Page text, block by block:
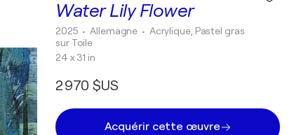
Water Lily Flower
2025 • Allemagne • Acrylique, Pastel gras
sur Toile
24 x 31 in
2 970 $US
Acquérir cette œuvre